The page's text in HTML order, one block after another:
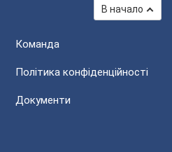
В начало
Команда
Політика конфіденційності
Документи